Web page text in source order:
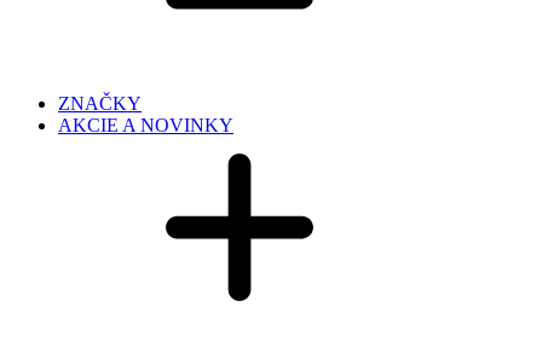
ZNAČKY
AKCIE A NOVINKY